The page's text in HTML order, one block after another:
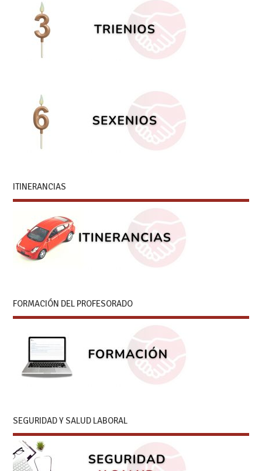
ITINERANCIAS
FORMACIÓN DEL PROFESORADO
SEGURIDAD Y SALUD LABORAL